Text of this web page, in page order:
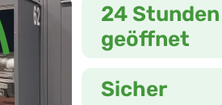
Sicher
24 Stunden
geöffnet